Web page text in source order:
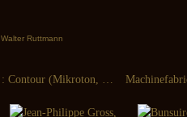
Walter Ruttmann
Keith Rowe, Costa Monteiro, Belorukov, Liedwart : Contour (Mikroton, 2014) / Rowe, Belorukov, Liedwart : Tri (Intonema, 2014)